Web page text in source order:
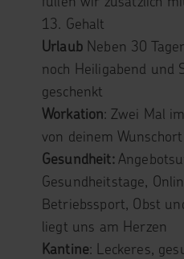
13. Gehalt
UrlaubNeben 30
noch Heiligabend und
geschenkt
Workation: Zwei Mal
von deinem
Gesundheit:
Gesundheitstage,
Betriebssport, Obst
liegt uns am Herzen
Kantine: Leckeres,